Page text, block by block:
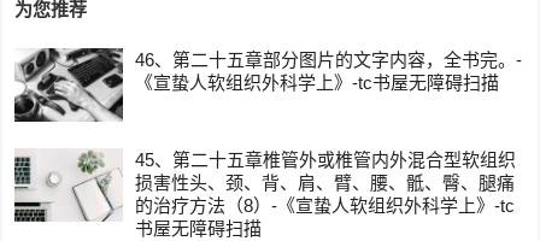
为您推荐
46、第二十五章部分图片的文字内容，全书完。-
《宣蛰人软组织外科学上》-tc书屋无障碍扫描
45、第二十五章椎管外或椎管内外混合型软组织
损害性头、颈、背、肩、臂、腰、骶、臀、腿痛
的治疗方法（8）-《宣蛰人软组织外科学上》-tc
书屋无障碍扫描